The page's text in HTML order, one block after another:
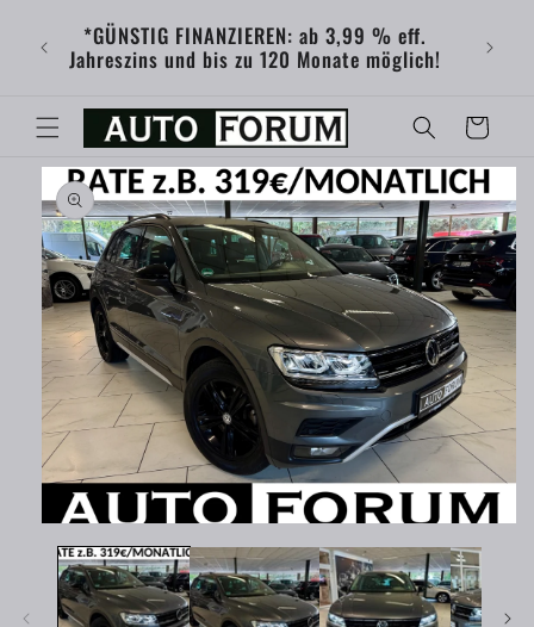
Inhalt *GÜNSTIG FINANZIEREN: ab 3,99 % eff.
Jahreszins und bis zu 120 Monate möglich!
Favoriten
Modal
öffnen